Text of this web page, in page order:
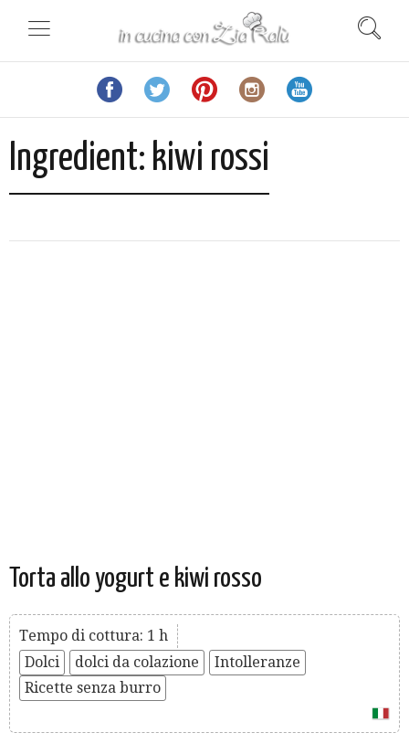
Ingredient: kiwi rossi
Torta allo yogurt e kiwi rosso
Tempo di cottura: 1 h
Dolci
dolci da colazione
Intolleranze
Ricette senza burro